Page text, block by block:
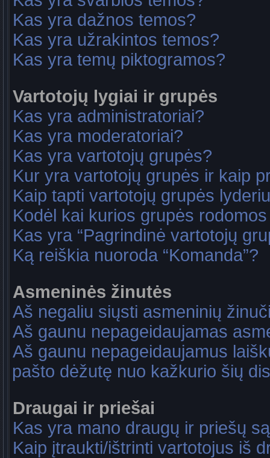
Kas yra dažnos temos?
Kas yra užrakintos temos?
Kas yra temų piktogramos?
Vartotojų lygiai ir grupės
Kas yra administratoriai?
Kas yra moderatoriai?
Kas yra vartotojų grupės?
Kur yra vartotojų grupės ir kaip
Kaip tapti vartotojų grupės
Kodėl kai kurios grupės
Kas yra “Pagrindinė vartotojų
Ką reiškia nuoroda “Komanda”?
Asmeninės žinutės
Aš negaliu siųsti asmeninių
Aš gaunu nepageidaujamas
Aš gaunu nepageidaujamus
pašto dėžutę nuo kažkurio šių
Draugai ir priešai
Kas yra mano draugų ir priešų
Kaip įtraukti/ištrinti vartotojus iš